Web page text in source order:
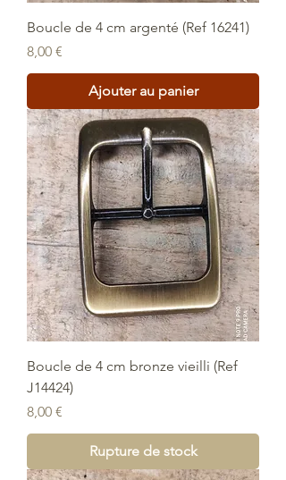
Boucle de 4 cm argenté (Ref 16241)
Prix
8,00 €
Ajouter au panier
Boucle de 4 cm bronze vieilli (Ref
J14424)
Prix
8,00 €
Rupture de stock